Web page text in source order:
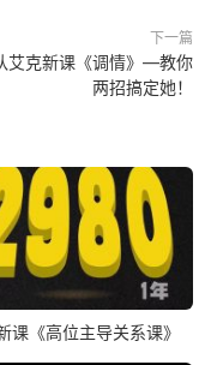
下一篇
艾克新课《调情》—教你
两招搞定她！
课《高位主导关系课》